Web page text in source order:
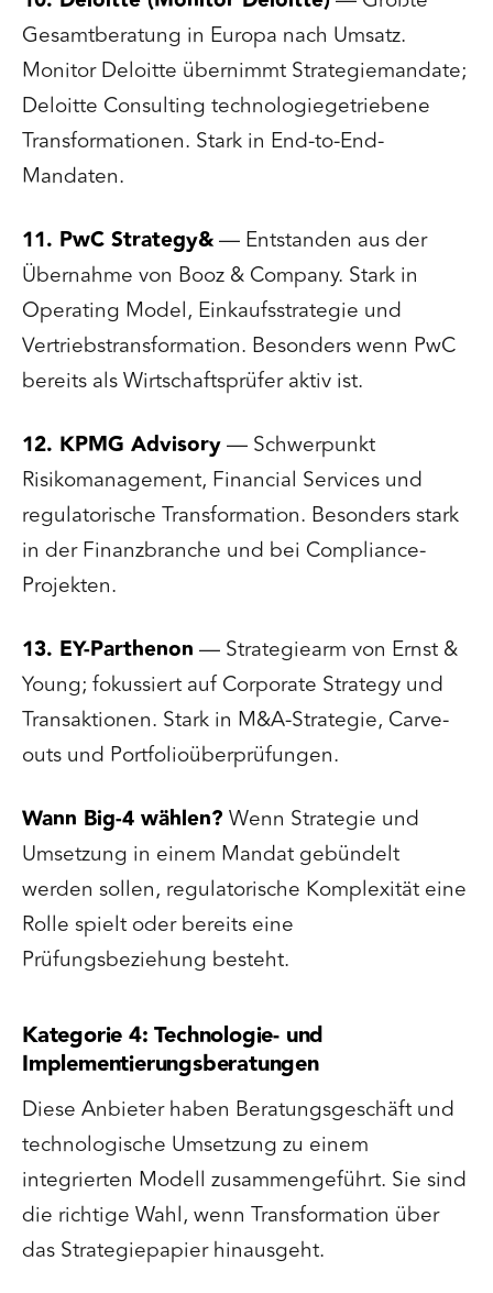
Gesamtberatung in Europa nach Umsatz.
Monitor Deloitte übernimmt Strategiemandate;
Deloitte Consulting technologiegetriebene
Transformationen. Stark in End-to-End-
Mandaten.
11. PwC Strategy&— Entstanden aus der
Übernahme von Booz & Company. Stark in
Operating Model, Einkaufsstrategie und
Vertriebstransformation. Besonders wenn PwC
bereits als Wirtschaftsprüfer aktiv ist.
12. KPMG Advisory— Schwerpunkt
Risikomanagement, Financial Services und
regulatorische Transformation. Besonders stark
in der Finanzbranche und bei Compliance-
Projekten.
13. EY-Parthenon — Strategiearm von Ernst &
Young; fokussiert auf Corporate Strategy und
Transaktionen. Stark in M&A-Strategie, Carve-
outs und Portfolioüberprüfungen.
Wann Big-4 wählen? Wenn Strategie und
Umsetzung in einem Mandat gebündelt
werden sollen, regulatorische Komplexität eine
Rolle spielt oder bereits eine
Prüfungsbeziehung besteht.
Kategorie 4: Technologie- und
Implementierungsberatungen
Diese Anbieter haben Beratungsgeschäft und
technologische Umsetzung zu einem
integrierten Modell zusammengeführt. Sie sind
die richtige Wahl, wenn Transformation über
das Strategiepapier hinausgeht.